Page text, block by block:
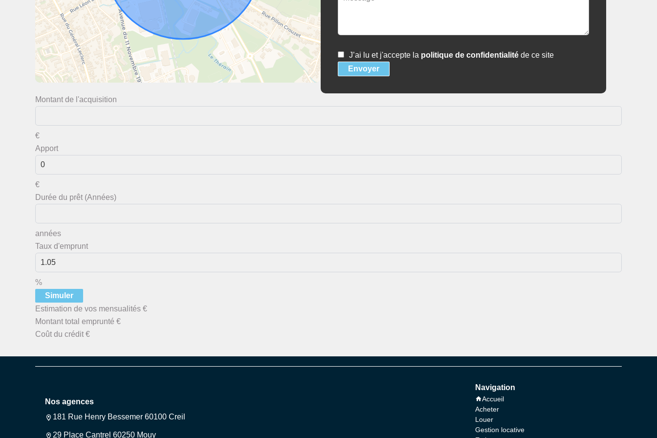
J’ai lu et j'accepte la politique de confidentialité de ce site
Envoyer
Montant de l'acquisition
€
Apport
€
Durée du prêt (Années)
années
Taux d'emprunt
%
Simuler
Estimation de vos mensualités €
Montant total emprunté €
Coût du crédit €
Nos agences
181 Rue Henry Bessemer 60100 Creil
29 Place Cantrel 60250 Mouy
Navigation
Accueil
Acheter
Louer
Gestion locative